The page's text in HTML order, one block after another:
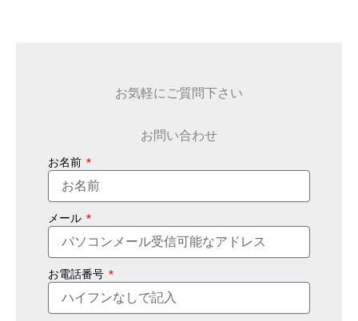
お気軽にご質問下さい
お問い合わせ
お名前
メール
お電話番号